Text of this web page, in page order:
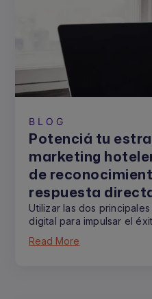
BLOG
Potenciá tu
marketing
de
respuesta
Utilizar las dos
digital para impulsar el
Read More